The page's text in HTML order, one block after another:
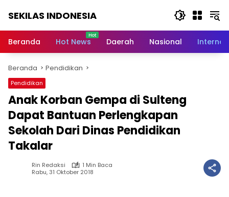
SEKILAS INDONESIA
Terkini,
Latest
World,
Headlines,
News
Today
Beranda Hot News Daerah Nasional
Beranda Pendidikan
Pendidikan
Anak Korban Gempa di Sulteng
Dapat Bantuan Perlengkapan
Sekolah Dari Dinas Pendidikan
Takalar
Rin Redaksi
1 Min Baca
Rabu, 31 Oktober 2018